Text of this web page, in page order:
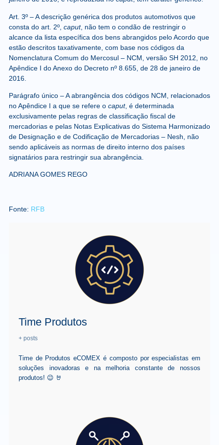
Art. 3º– A descrição genérica dos produtos automotivos que
consta do art. 2º, caput, não tem o condão de restringir o
alcance da lista específica dos bens abrangidos pelo Acordo que
estão descritos taxativamente, com base nos códigos da
Nomenclatura Comum do Mercosul – NCM, versão SH 2012, no
Apêndice I do Anexo do Decreto nº 8.655, de 28 de janeiro de
2016.
Parágrafo único – A abrangência dos códigos NCM, relacionados
no Apêndice I a que se refere o caput, é determinada
exclusivamente pelas regras de classificação fiscal de
mercadorias e pelas Notas Explicativas do Sistema Harmonizado
de Designação e de Codificação de Mercadorias – Nesh, não
sendo aplicáveis as normas de direito interno dos países
signatários para restringir sua abrangência.
ADRIANA GOMES REGO
Fonte: RFB
Time Produtos
+ posts
Time de Produtos eCOMEX é composto por especialistas em
soluções inovadoras e na melhoria constante de nossos
produtos! 😉 🤘